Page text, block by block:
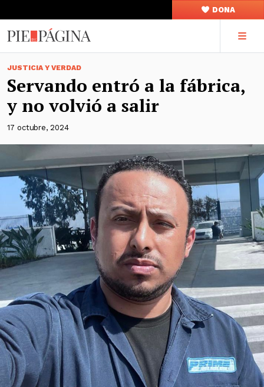
DONA
JUSTICIA Y VERDAD
Servando entró a la fábrica,
y no volvió a salir
17 octubre, 2024